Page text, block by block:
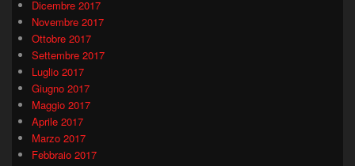
Dicembre 2017
Novembre 2017
Ottobre 2017
Settembre 2017
Luglio 2017
Giugno 2017
Maggio 2017
Aprile 2017
Marzo 2017
Febbraio 2017